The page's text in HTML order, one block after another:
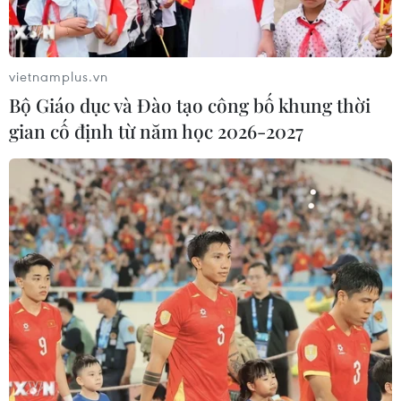
được thực hiện chính xác đến từng giờ.
Khu vực này cũng cần được áp dụng công nghệ
bảo phù hợp với tình trạng ngập nước; sử dụng
công nghệ GPS để đo bù, rà soát các khu vực hở,
sót dữ liệu...
Kỹ sư Nguyễn Thị Thanh Huệ Anh cho biết
chúng tôi đã thử nghiệm việc kết hợp các công
nghệ đo khác nhau cho vùng bãi bồi cửa sông
Diêm Hộ, huyện Thái Thụy, tỉnh Thái Bình.
Địa hình tương đối bằng phẳng, hơi nghiêng về
phía biển với độ dốc không lớn, các bãi lầy ven
biển có rừng sút vẹt dầy, cao. Khu vực thử
nghiệm có diện tích khoảng 45km2 bao gồm các
dạng địa hình cơ bản như địa hình hoàn toàn
vietnamplus.vn
Bộ Giáo dục và Đào tạo công bố khung thời
gian cố định từ năm học 2026-2027